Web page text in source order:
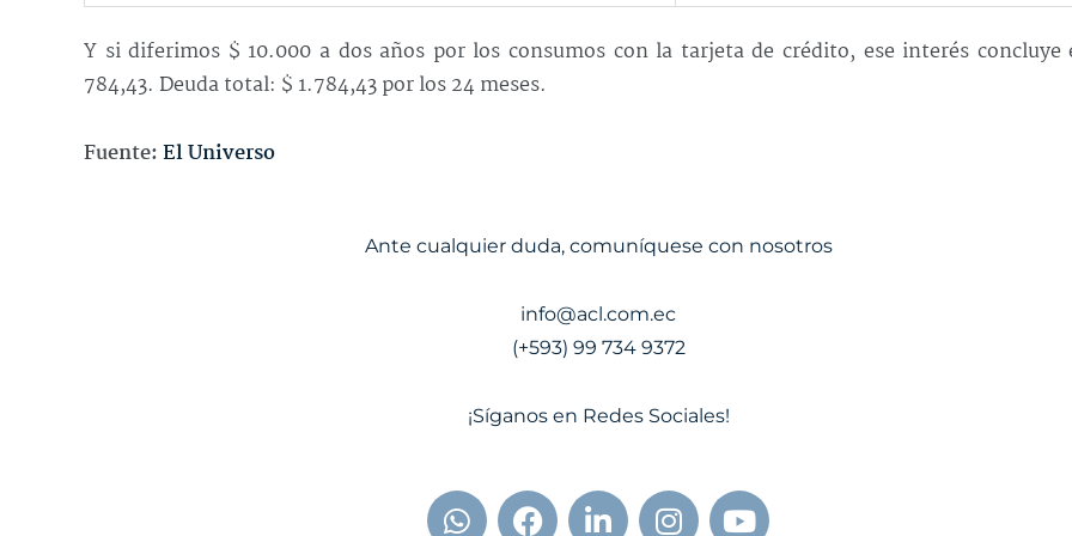
Y si diferimos $ 10.000 a dos años por los consumos con la tarjeta de crédito, ese interés concluye
784,43. Deuda total: $ 1.784,43 por los 24 meses.
Fuente:El Universo
Ante cualquier duda, comuníquese con nosotros
info@acl.com.ec
(+593) 99 734 9372
¡Síganos en Redes Sociales!
W F L I Y